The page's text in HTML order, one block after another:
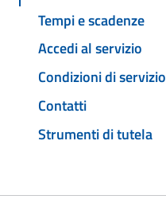
Tempi e scadenze
Accedi al servizio
Condizioni di servizio
Contatti
Strumenti di tutela